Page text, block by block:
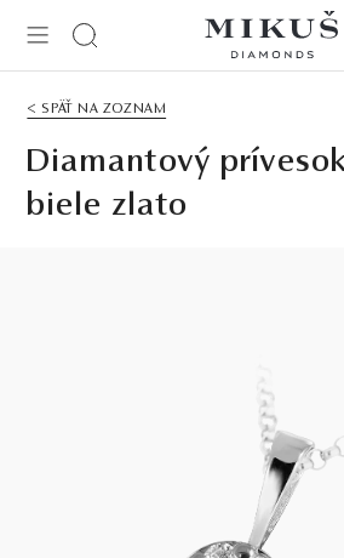
< SPÄŤ NA ZOZNAM
Diamantový
biele zlato